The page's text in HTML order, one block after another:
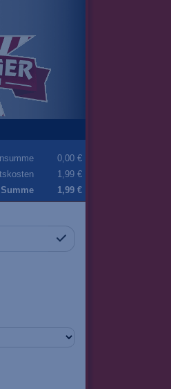
0,00 €
1,99 €
Summe
1,99 €